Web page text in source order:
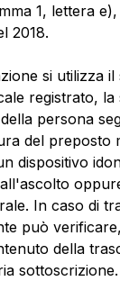
1, lettera
2018.
si utilizza il
registrato, la
persona
del preposto
dispositivo
In caso di
può
della
sottoscrizione.